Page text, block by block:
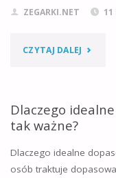
ZEGARKI.NET 11
CZYTAJ DALEJ
Dlaczego
tak ważne?
Dlaczego idealne
osób traktuje